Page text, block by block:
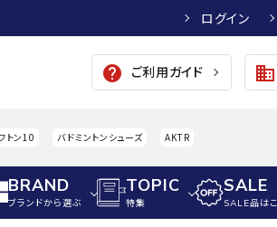
ログイン
help ご利用ガイド business
トン10 バドミントンシューズ AKTR
BRAND
ブランドから選ぶ
TOPIC
特集
SALE
SALE品は